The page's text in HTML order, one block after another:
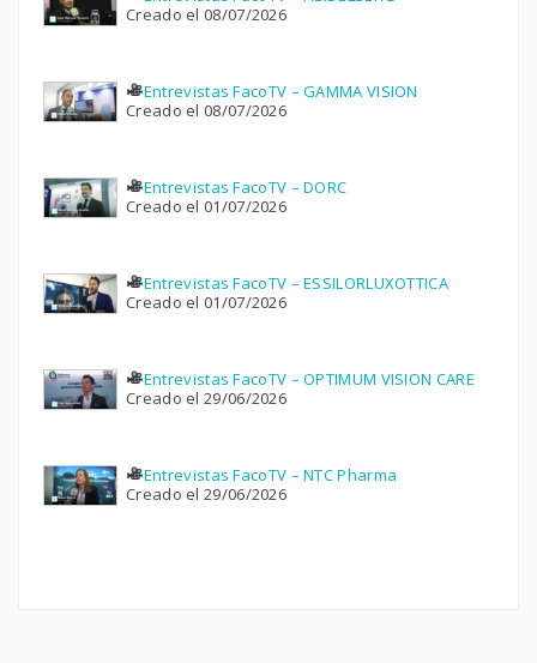
Creado el 08/07/2026
Entrevistas FacoTV – GAMMA VISION
Creado el 08/07/2026
Entrevistas FacoTV – DORC
Creado el 01/07/2026
Entrevistas FacoTV – ESSILORLUXOTTICA
Creado el 01/07/2026
Entrevistas FacoTV – OPTIMUM VISION CARE
Creado el 29/06/2026
Entrevistas FacoTV – NTC Pharma
Creado el 29/06/2026